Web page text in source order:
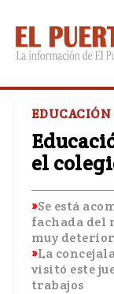
EDUCACIÓN
el
Se está
fachada del
muy
La
visitó este
trabajos